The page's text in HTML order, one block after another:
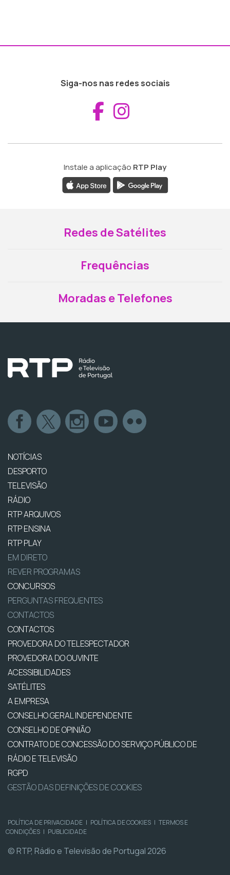
Siga-nos nas redes sociais
Aceder ao
Instale a aplicação RTP Play
Redes de Satélites
Frequências
Moradas e Telefones
NOTÍCIAS
DESPORTO
TELEVISÃO
RÁDIO
RTP ARQUIVOS
RTP ENSINA
RTP PLAY
EM DIRETO
REVER PROGRAMAS
CONCURSOS
PERGUNTAS FREQUENTES
CONTACTOS
CONTACTOS
PROVEDORA DO TELESPECTADOR
PROVEDORA DO OUVINTE
ACESSIBILIDADES
SATÉLITES
A EMPRESA
CONSELHO GERAL INDEPENDENTE
CONSELHO DE OPINIÃO
CONTRATO DE CONCESSÃO DO SERVIÇO PÚBLICO DE
RÁDIO E TELEVISÃO
RGPD
GESTÃO DAS DEFINIÇÕES DE COOKIES
POLÍTICA DE PRIVACIDADE | POLÍTICA DE COOKIES | TERMOS E
CONDIÇÕES | PUBLICIDADE
© RTP, Rádio e Televisão de Portugal 2026